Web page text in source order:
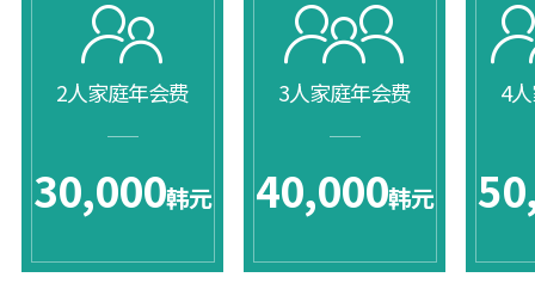
2人家庭年会费
30,000韩元
3人家庭年会费
40,000韩元
4